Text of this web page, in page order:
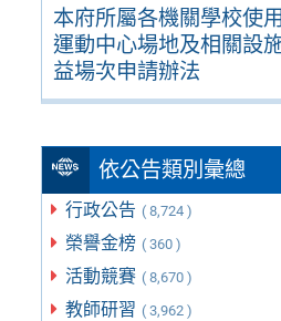
本府所屬各機關學校使
運動中心場地及相關設
益場次申請辦法
依公告類別彙總
行政公告 ( 8,724 )
榮譽金榜 ( 360 )
活動競賽 ( 8,670 )
教師研習 ( 3,962 )